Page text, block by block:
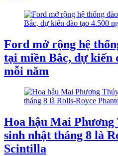
Ford mở rộng hệ
tại miền Bắc, dự kiến
mỗi năm
Hoa hậu Mai Phương
sinh nhật tháng 8 là
Scintilla